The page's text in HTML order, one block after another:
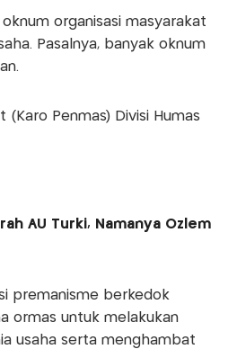
organisasi masyarakat
Pasalnya, banyak oknum
(Karo Penmas) Divisi Humas
AU Turki, Namanya Ozlem
premanisme berkedok
ormas untuk melakukan
usaha serta menghambat